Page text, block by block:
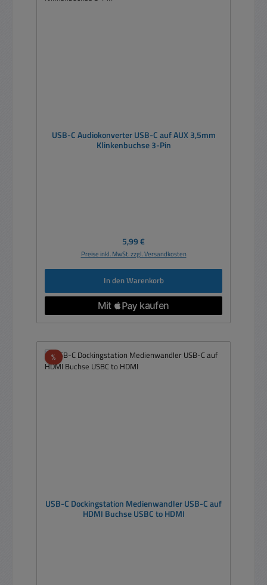
USB-C Audiokonverter USB-C auf AUX 3,5mm
Klinkenbuchse 3-Pin
Regulärer Preis:
5,99 €
Preise inkl. MwSt. zzgl. Versandkosten
In den Warenkorb
%Rabatt
USB-C Dockingstation Medienwandler USB-C auf
HDMI Buchse USBC to HDMI